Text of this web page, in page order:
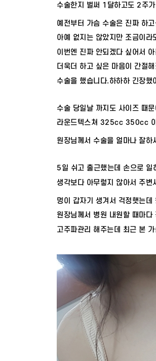
수술한지 벌써 1달하고도 2주
예전부터 가슴 수술은 진짜 하
아예 없지는 않았지만 조금이
이번엔 진짜 안되겠다 싶어서
더욱더 하고 싶은 마음이 간절
수술을 했습니다.하하하 긴장했
수술 당일날 까지도 사이즈 때
라운드텍스쳐 325cc 350cc
원장님께서 수술을 얼마나 잘
5일 쉬고 출근했는데 손으로 일
생각보다 아무렇지 않아서 주
멍이 갑자기 생겨서 걱정햇는
원장님께서 병원 내원할 때마
고주파관리 해주는데 최근 본